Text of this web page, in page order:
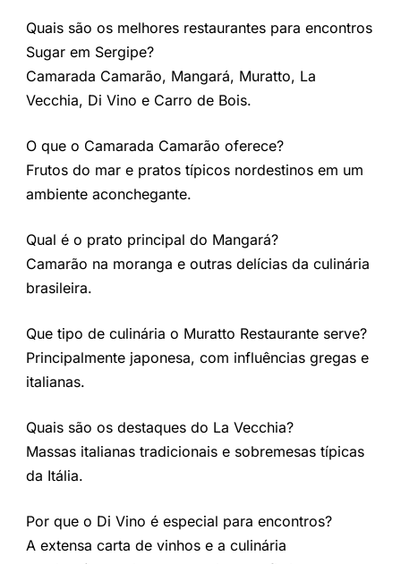
Quais são os melhores restaurantes para encontros
Sugar em Sergipe?
Camarada Camarão, Mangará, Muratto, La
Vecchia, Di Vino e Carro de Bois.
O que o Camarada Camarão oferece?
Frutos do mar e pratos típicos nordestinos em um
ambiente aconchegante.
Qual é o prato principal do Mangará?
Camarão na moranga e outras delícias da culinária
brasileira.
Que tipo de culinária o Muratto Restaurante serve?
Principalmente japonesa, com influências gregas e
italianas.
Quais são os destaques do La Vecchia?
Massas italianas tradicionais e sobremesas típicas
da Itália.
Por que o Di Vino é especial para encontros?
A extensa carta de vinhos e a culinária